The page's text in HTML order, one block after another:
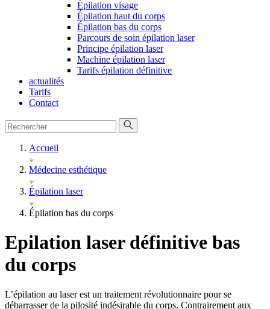
Épilation visage
Épilation haut du corps
Épilation bas du corps
Parcours de soin épilation laser
Principe épilation laser
Machine épilation laser
Tarifs épilation définitive
actualités
Tarifs
Contact
Accueil
Médecine esthétique
Épilation laser
Épilation bas du corps
Epilation laser définitive bas
du corps
L’épilation au laser est un traitement révolutionnaire pour se
débarrasser de la pilosité indésirable du corps. Contrairement aux